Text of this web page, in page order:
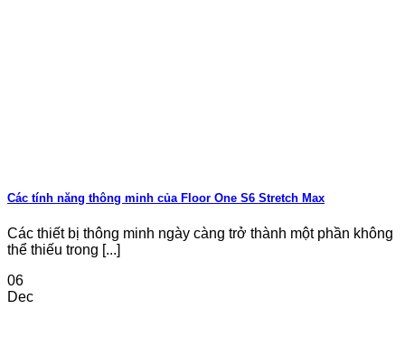
Các tính năng thông minh của Floor One S6 Stretch Max
Các thiết bị thông minh ngày càng trở thành một phần không
thể thiếu trong [...]
06
Dec